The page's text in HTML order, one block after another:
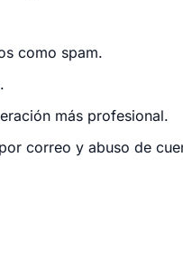
como spam.
más profesional.
correo y abuso de